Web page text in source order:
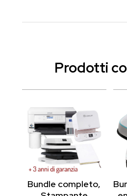
Prodotti
Bundle completo,